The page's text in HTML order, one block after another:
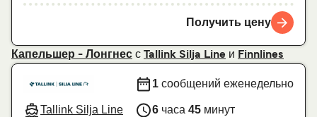
Получить цену
Капельшер - Лонгнес с Tallink Silja Line и Finnlines
Tallink Silja Line
1 сообщений еженедельно
6 часа 45 минут